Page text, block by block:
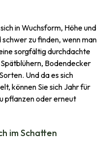
in Wuchsform, Höhe und
zu finden, wenn man
sorgfältig durchdachte
Bodendecker
Und da es sich
können Sie sich Jahr für
pflanzen oder erneut
im Schatten